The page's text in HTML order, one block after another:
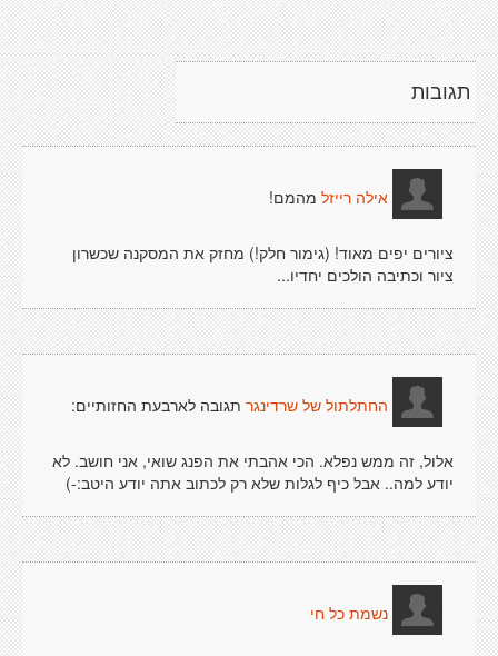
תגובות
אילה רייזל מהמם!
ציורים יפים מאוד! (גימור חלק!) מחזק את המסקנה שכשרון
ציור וכתיבה הולכים יחדיו...
החתלתול של שרדינגר תגובה לארבעת החזותיים:
אלול, זה ממש נפלא. הכי אהבתי את הפנג שואי, אני חושב. לא
יודע למה.. אבל כיף לגלות שלא רק לכתוב אתה יודע היטב:-)
נשמת כל חי